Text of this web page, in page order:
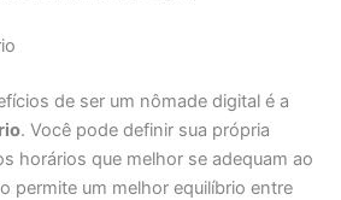
de ser um nômade digital é a
. Você pode definir sua própria
horários que melhor se adequam ao
permite um melhor equilíbrio entre